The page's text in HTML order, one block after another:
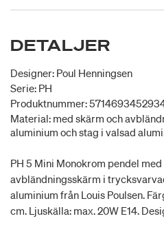
DETALJER
Designer: Poul Henningsen
Serie: PH
Produktnummer:
Material: med skärm och
aluminium och stag i valsad
PH 5 Mini Monokrom pendel
avbländningsskärm i
aluminium från Louis Poulsen.
cm. Ljuskälla: max. 20W E14.